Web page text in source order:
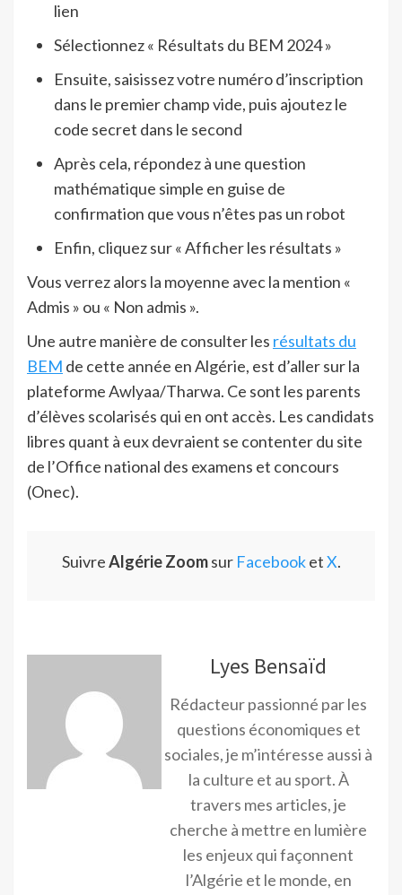
lien
Sélectionnez « Résultats du BEM 2024 »
Ensuite, saisissez votre numéro d’inscription
dans le premier champ vide, puis ajoutez le
code secret dans le second
Après cela, répondez à une question
mathématique simple en guise de
confirmation que vous n’êtes pas un robot
Enfin, cliquez sur « Afficher les résultats »
Vous verrez alors la moyenne avec la mention «
Admis » ou « Non admis ».
Une autre manière de consulter les résultats du
BEM de cette année en Algérie, est d’aller sur la
plateforme Awlyaa/Tharwa. Ce sont les parents
d’élèves scolarisés qui en ont accès. Les candidats
libres quant à eux devraient se contenter du site
de l’Office national des examens et concours
(Onec).
SuivreAlgérie Zoomsur FacebooketX.
Lyes Bensaïd
Rédacteur passionné par les
questions économiques et
sociales, je m’intéresse aussi à
la culture et au sport. À
travers mes articles, je
cherche à mettre en lumière
les enjeux qui façonnent
l’Algérie et le monde, en